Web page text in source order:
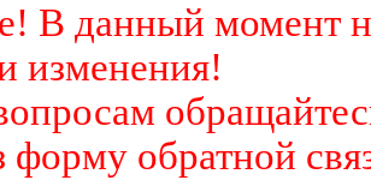
В данный момент
изменения!
форму обратной